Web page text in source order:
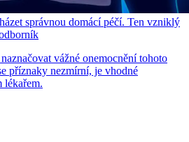
správnou domácí péčí. Ten vzniklý
vážné onemocnění tohoto
příznaky nezmírní, je vhodné
lékařem.